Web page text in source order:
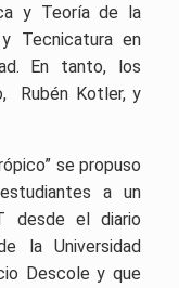
y Teoría de la
Tecnicatura en
En tanto, los
Rubén Kotler, y
se propuso
a un
desde el diario
la Universidad
Descole y que